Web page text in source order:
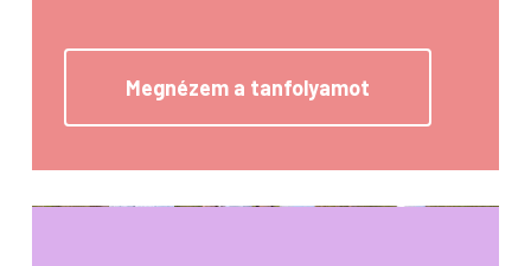
Megnézem a tanfolyamot